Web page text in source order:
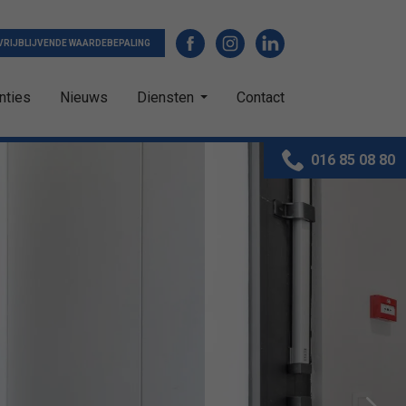
WAARDEBEPALING
Nieuws Diensten Contact
016 85 08 80